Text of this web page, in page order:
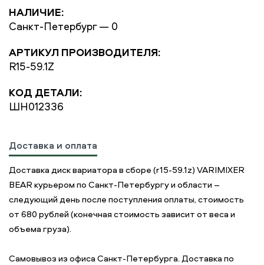
НАЛИЧИЕ:
Санкт-Петербург — 0
АРТИКУЛ ПРОИЗВОДИТЕЛЯ:
R15-59.1Z
КОД ДЕТАЛИ:
ШН012336
Доставка и оплата
Доставка диск вариатора в сборе (r15-59.1z) VARIMIXER
BEAR курьером по Санкт-Петербургу и области –
следующий день после поступления оплаты, стоимость
от 680 рублей (конечная стоимость зависит от веса и
объема груза).
Самовывоз из офиса Санкт-Петербурга. Доставка по